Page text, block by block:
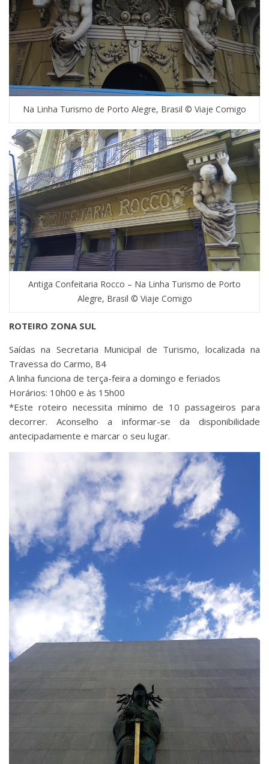
Na Linha Turismo de Porto Alegre, Brasil © Viaje Comigo
Antiga Confeitaria Rocco – Na Linha Turismo de Porto
Alegre, Brasil © Viaje Comigo
ROTEIRO ZONA SUL
Saídas na Secretaria Municipal de Turismo, localizada na
Travessa do Carmo, 84
A linha funciona de terça-feira a domingo e feriados
Horários: 10h00 e às 15h00
*Este roteiro necessita mínimo de 10 passageiros para
decorrer. Aconselho a informar-se da disponibilidade
antecipadamente e marcar o seu lugar.